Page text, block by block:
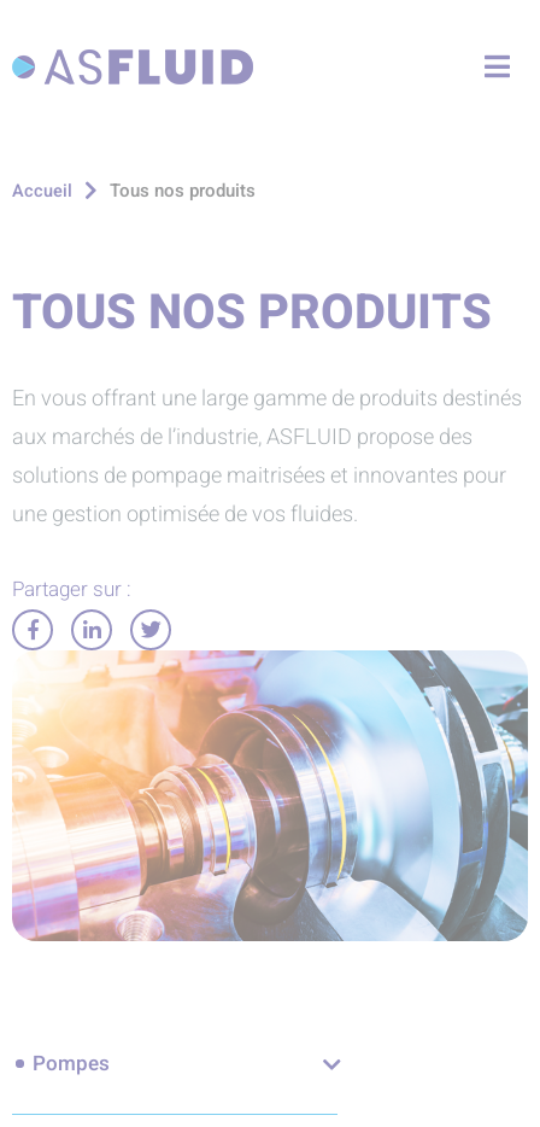
Aller à la recherche
Accueil Tous nos produits
TOUS NOS PRODUITS
En vous offrant une large gamme de produits destinés
aux marchés de l’industrie, ASFLUID propose des
solutions de pompage maitrisées et innovantes pour
une gestion optimisée de vos fluides.
Partager sur :
Partager
Facebook
Partager
sur
LinkedIn
Partager
sur
Twitter
Pompes